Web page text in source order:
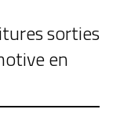
sorties
en